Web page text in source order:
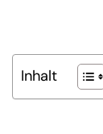
Inhalt